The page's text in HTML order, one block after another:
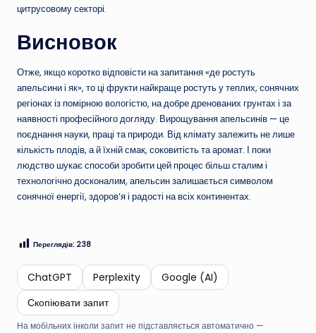
цитрусовому секторі.
Висновок
Отже, якщо коротко відповісти на запитання «де ростуть
апельсини і як», то ці фрукти найкраще ростуть у теплих, сонячних
регіонах із помірною вологістю, на добре дренованих грунтах і за
наявності професійного догляду. Вирощування апельсинів — це
поєднання науки, праці та природи. Від клімату залежить не лише
кількість плодів, а й їхній смак, соковитість та аромат. І поки
людство шукає способи зробити цей процес більш сталим і
технологічно досконалим, апельсин залишається символом
сонячної енергії, здоров’я і радості на всіх континентах.
Переглядів: 238
ChatGPT Perplexity
Google (AI)
Скопіювати запит
На мобільних інколи запит не підставляється автоматично —